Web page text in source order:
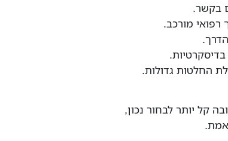
בקשר.
רפואי מורכב.
הדרך.
החלטות גדולות.
קל יותר לבחור נכון,